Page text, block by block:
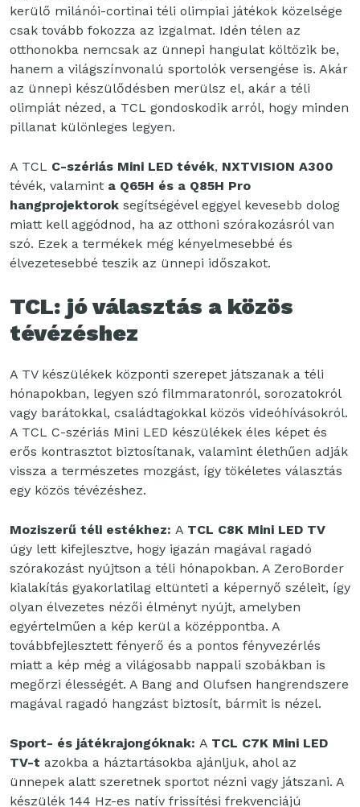
kerülő milánói-cortinai téli olimpiai játékok közelsége
csak tovább fokozza az izgalmat. Idén télen az
otthonokba nemcsak az ünnepi hangulat költözik be,
hanem a világszínvonalú sportolók versengése is. Akár
az ünnepi készülődésben merülsz el, akár a téli
olimpiát nézed, a TCL gondoskodik arról, hogy minden
pillanat különleges legyen.
A TCL C-szériás Mini LED tévék, NXTVISION A300
tévék, valamint a Q65H és a Q85H Pro
hangprojektorok segítségével eggyel kevesebb dolog
miatt kell aggódnod, ha az otthoni szórakozásról van
szó. Ezek a termékek még kényelmesebbé és
élvezetesebbé teszik az ünnepi időszakot.
TCL: jó választás a közös
tévézéshez
A TV készülékek központi szerepet játszanak a téli
hónapokban, legyen szó filmmaratonról, sorozatokról
vagy barátokkal, családtagokkal közös videóhívásokról.
A TCL C-szériás Mini LED készülékek éles képet és
erős kontrasztot biztosítanak, valamint élethűen adják
vissza a természetes mozgást, így tökéletes választás
egy közös tévézéshez.
Moziszerű téli estékhez: A TCL C8K Mini LED TV
úgy lett kifejlesztve, hogy igazán magával ragadó
szórakozást nyújtson a téli hónapokban. A ZeroBorder
kialakítás gyakorlatilag eltünteti a képernyő széleit, így
olyan élvezetes nézői élményt nyújt, amelyben
egyértelműen a kép kerül a középpontba. A
továbbfejlesztett fényerő és a pontos fényvezérlés
miatt a kép még a világosabb nappali szobákban is
megőrzi élességét. A Bang and Olufsen hangrendszere
magával ragadó hangzást biztosít, bármit is nézel.
Sport- és játékrajongóknak: A TCL C7K Mini LED
TV-t azokba a háztartásokba ajánljuk, ahol az
ünnepek alatt szeretnek sportot nézni vagy játszani. A
készülék 144 Hz-es natív frissítési frekvenciájú